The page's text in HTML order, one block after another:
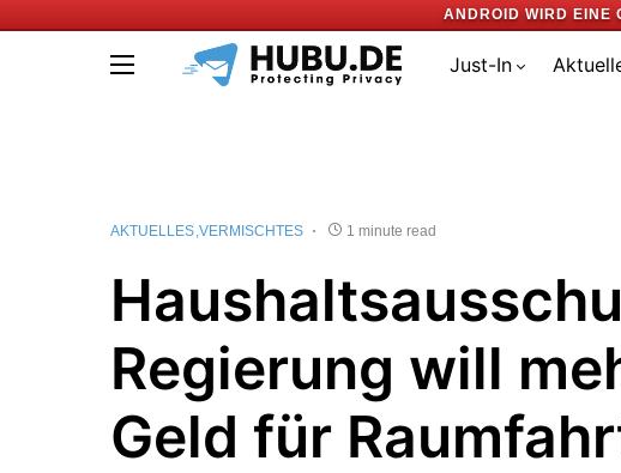
ANDROID WIRD EINE
Just-In
AKTUELLES VERMISCHTES 1 minute read
Regierung will
Geld für